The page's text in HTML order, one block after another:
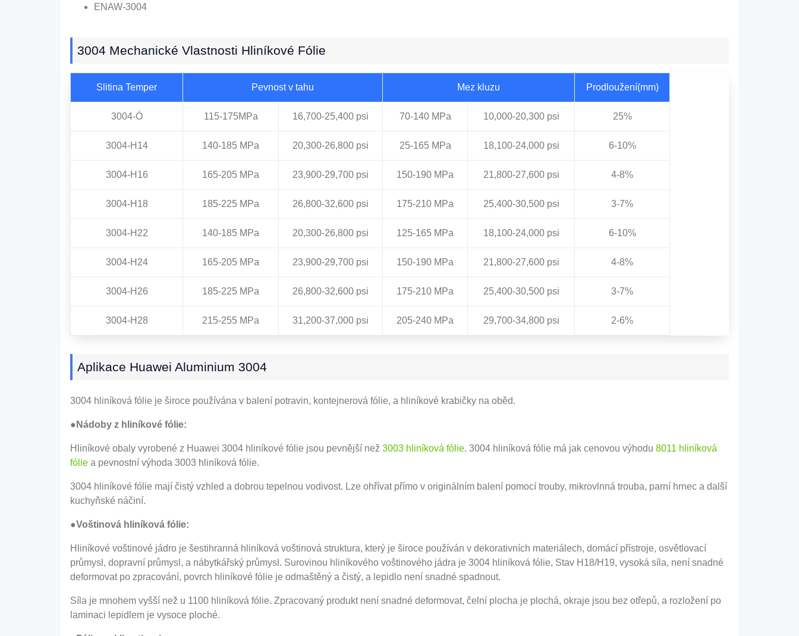
ENAW-3004
3004 Mechanické Vlastnosti Hliníkové Fólie
Slitina Temper Pevnost v tahu Mez kluzu Prodloužení(mm)
3004-Ó 115-175MPa 16,700-25,400 psi 70-140 MPa 10,000-20,300 psi 25%
3004-H14 140-185 MPa 20,300-26,800 psi 25-165 MPa 18,100-24,000 psi 6-10%
3004-H16 165-205 MPa 23,900-29,700 psi 150-190 MPa 21,800-27,600 psi 4-8%
3004-H18 185-225 MPa 26,800-32,600 psi 175-210 MPa 25,400-30,500 psi 3-7%
3004-H22 140-185 MPa 20,300-26,800 psi 125-165 MPa 18,100-24,000 psi 6-10%
3004-H24 165-205 MPa 23,900-29,700 psi 150-190 MPa 21,800-27,600 psi 4-8%
3004-H26 185-225 MPa 26,800-32,600 psi 175-210 MPa 25,400-30,500 psi 3-7%
3004-H28 215-255 MPa 31,200-37,000 psi 205-240 MPa 29,700-34,800 psi 2-6%
Aplikace Huawei Aluminium 3004
3004 hliníková fólie je široce používána v balení potravin, kontejnerová fólie, a hliníkové krabičky na oběd.
●Nádoby z hliníkové fólie:
Hliníkové obaly vyrobené z Huawei 3004 hliníkové fólie jsou pevnější než 3003 hliníková fólie. 3004 hliníková fólie má jak cenovou výhodu 8011 hliníková
fólie a pevnostní výhoda 3003 hliníková fólie.
3004 hliníkové fólie mají čistý vzhled a dobrou tepelnou vodivost. Lze ohřívat přímo v originálním balení pomocí trouby, mikrovlnná trouba, parní hrnec a další
kuchyňské náčiní.
●Voštinová hliníková fólie:
Hliníkové voštinové jádro je šestihranná hliníková voštinová struktura, který je široce používán v dekorativních materiálech, domácí přístroje, osvětlovací
průmysl, dopravní průmysl, a nábytkářský průmysl. Surovinou hliníkového voštinového jádra je 3004 hliníková fólie, Stav H18/H19, vysoká síla, není snadné
deformovat po zpracování, povrch hliníkové fólie je odmaštěný a čistý, a lepidlo není snadné spadnout.
Síla je mnohem vyšší než u 1100 hliníková fólie. Zpracovaný produkt není snadné deformovat, čelní plocha je plochá, okraje jsou bez otřepů, a rozložení po
laminaci lepidlem je vysoce ploché.